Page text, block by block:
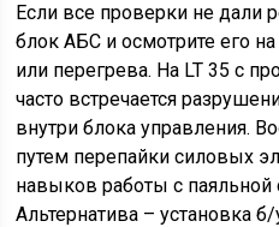
Если все проверки не дали
блок АБС и осмотрите его
или перегрева. На LT 35 с
часто встречается
внутри блока управления.
путем перепайки силовых
навыков работы с
Альтернатива – установка